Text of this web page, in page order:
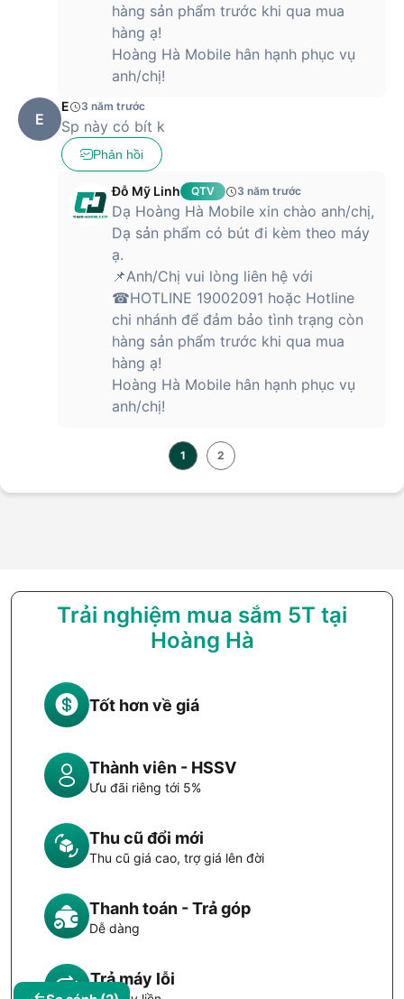
hàng sản phẩm trước khi qua mua
hàng ạ!
Hoàng Hà Mobile hân hạnh phục vụ
anh/chị!
E
E 3 năm trước
Sp này có bít k
Phản hồi
Đỗ Mỹ Linh QTV 3 năm trước
Dạ Hoàng Hà Mobile xin chào anh/chị,
Dạ sản phẩm có bút đi kèm theo máy
ạ.
📌Anh/Chị vui lòng liên hệ với
☎HOTLINE 19002091 hoặc Hotline
chi nhánh để đảm bảo tình trạng còn
hàng sản phẩm trước khi qua mua
hàng ạ!
Hoàng Hà Mobile hân hạnh phục vụ
anh/chị!
1 2
Trải nghiệm mua sắm 5T tại
Hoàng Hà
Tốt hơn về giá
Thành viên - HSSV
Ưu đãi riêng tới 5%
Thu cũ đổi mới
Thu cũ giá cao, trợ giá lên đời
Thanh toán - Trả góp
Dễ dàng
Trả máy lỗi